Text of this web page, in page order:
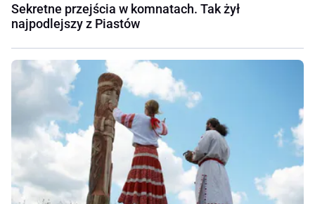
Sekretne przejścia w komnatach. Tak żył
najpodlejszy z Piastów